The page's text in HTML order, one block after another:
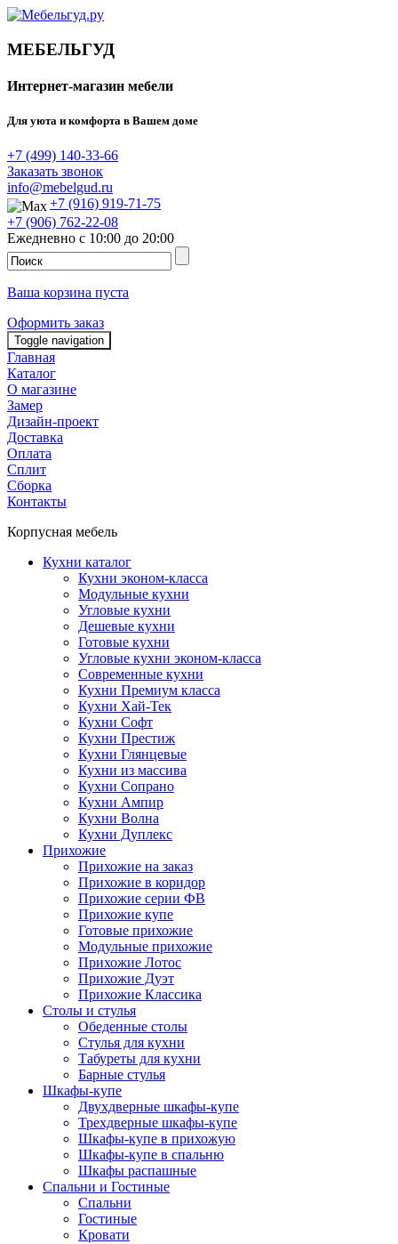
МЕБЕЛЬГУД
Интернет-магазин мебели
Для уюта и комфорта в Вашем доме
+7 (499) 140-33-66
Заказать звонок
info@mebelgud.ru
+7 (916) 919-71-75
+7 (906) 762-22-08
Ежедневно с 10:00 до 20:00
Ваша корзина пуста
Оформить заказ
Toggle navigation
Главная
Каталог
О магазине
Замер
Дизайн-проект
Доставка
Оплата
Сплит
Сборка
Контакты
Корпусная мебель
Кухни каталог
Кухни эконом-класса
Модульные кухни
Угловые кухни
Дешевые кухни
Готовые кухни
Угловые кухни эконом-класса
Современные кухни
Кухни Премиум класса
Кухни Хай-Тек
Кухни Софт
Кухни Престиж
Кухни Глянцевые
Кухни из массива
Кухни Сопрано
Кухни Ампир
Кухни Волна
Кухни Дуплекс
Прихожие
Прихожие на заказ
Прихожие в коридор
Прихожие серии ФВ
Прихожие купе
Готовые прихожие
Модульные прихожие
Прихожие Лотос
Прихожие Дуэт
Прихожие Классика
Столы и стулья
Обеденные столы
Стулья для кухни
Табуреты для кухни
Барные стулья
Шкафы-купе
Двухдверные шкафы-купе
Трехдверные шкафы-купе
Шкафы-купе в прихожую
Шкафы-купе в спальню
Шкафы распашные
Спальни и Гостиные
Спальни
Гостиные
Кровати